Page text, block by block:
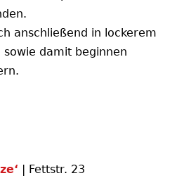
anschließend in lockerem
damit beginnen
| Fettstr. 23